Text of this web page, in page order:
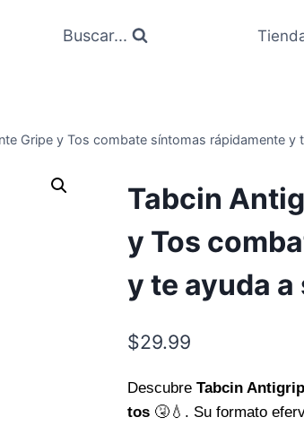
Buscar...
Gripe y Tos combate síntomas rápidamente y
Tabcin
y Tos
y te ayuda
$29.99
Descubre Tabcin
tos🤧💧. Su formato